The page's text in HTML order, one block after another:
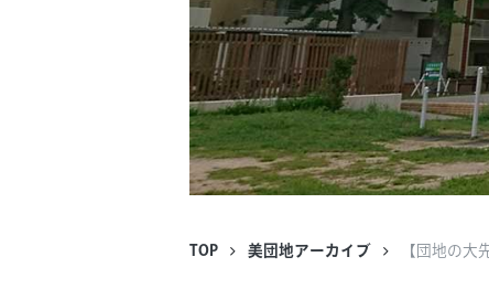
TOP 美団地アーカイブ 【団地の大